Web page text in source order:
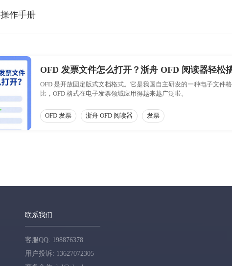
操作手册
OFD 发票文件怎么打开？浙舟 OFD 阅读器轻松
OFD 是开放固定版式文档格式。它是我国自主研发的一种电子文件
比，OFD 格式在电子发票领域应用得越来越广泛啦。​
OFD 发票 浙舟 OFD 阅读器 发票
联系我们
客服QQ: 198876378
用户投诉: 13627072305